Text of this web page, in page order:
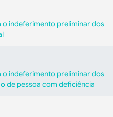
indeferimento preliminar dos
indeferimento preliminar dos
de pessoa com deficiência